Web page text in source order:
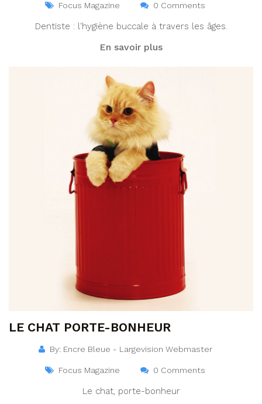
Focus Magazine 0 Comments
Dentiste : l'hygiène buccale à travers les âges.
En savoir plus
LE CHAT PORTE-BONHEUR
By: Encre Bleue - Largevision Webmaster
Focus Magazine 0 Comments
Le chat, porte-bonheur